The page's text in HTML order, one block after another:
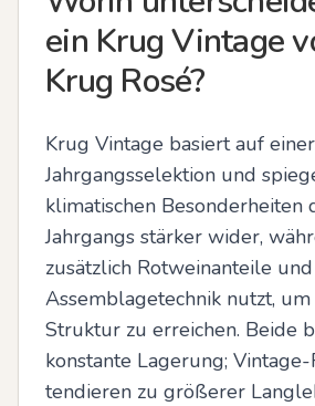
ein Krug Vintage
Krug Rosé?
Krug Vintage basiert auf
Jahrgangsselektion und
klimatischen Besonderheiten
Jahrgangs stärker wider,
zusätzlich Rotweinanteile
Assemblagetechnik nutzt,
Struktur zu erreichen. Beide
konstante Lagerung; Vintage-
tendieren zu größerer